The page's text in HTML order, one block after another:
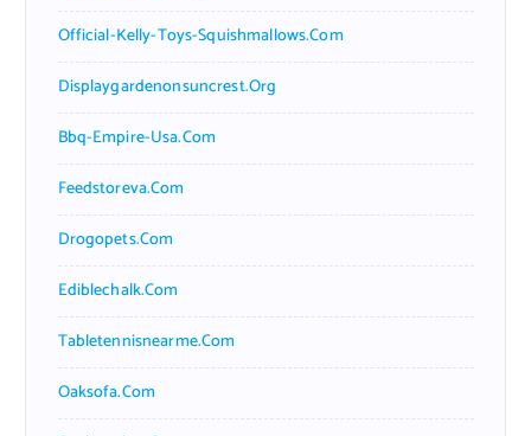
Official-Kelly-Toys-Squishmallows.com
Displaygardenonsuncrest.org
Bbq-Empire-Usa.com
Feedstoreva.com
Drogopets.com
Ediblechalk.com
Tabletennisnearme.com
Oaksofa.com